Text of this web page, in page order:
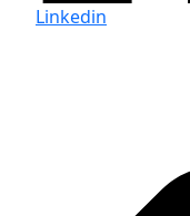
Linkedin